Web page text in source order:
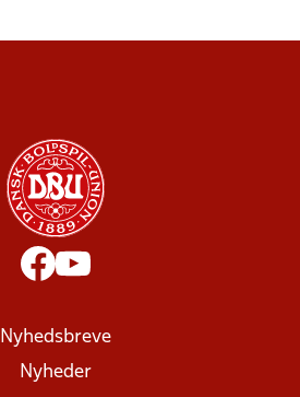
Nyhedsbreve
Nyheder